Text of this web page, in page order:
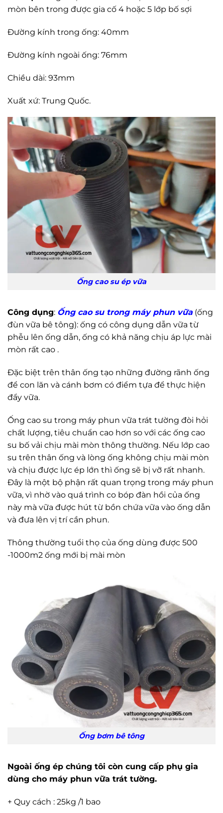
mòn bên trong được gia cố 4 hoặc 5 lớp bố sợi
Đường kính trong ống: 40mm
Đường kính ngoài ống: 76mm
Chiều dài: 93mm
Xuất xứ: Trung Quốc.
Ống cao su ép vữa
Công dụng: Ống cao su trong máy phun vữa (ống
đùn vữa bê tông): ống có công dụng dẫn vữa từ
phễu lên ống dẫn, ống có khả năng chịu áp lực mài
mòn rất cao .
Đặc biệt trên thân ống tạo những đường rãnh ống
để con lăn và cánh bơm có điểm tựa để thực hiện
đẩy vữa.
Ống cao su trong máy phun vữa trát tường đòi hỏi
chất lượng, tiêu chuẩn cao hơn so với các ống cao
su bố vải chịu mài mòn thông thường. Nếu lớp cao
su trên thân ống và lòng ống không chịu mài mòn
và chịu được lực ép lớn thì ống sẽ bị vỡ rất nhanh.
Đây là một bộ phận rất quan trọng trong máy phun
vữa, vì nhờ vào quá trình co bóp đàn hồi của ống
này mà vữa được hút từ bồn chứa vữa vào ống dẫn
và đưa lên vị trí cần phun.
Thông thường tuổi thọ của ống dùng được 500
-1000m2 ống mới bị mài mòn
Ống bơm bê tông
Ngoài ống ép chúng tôi còn cung cấp phụ gia
dùng cho máy phun vữa trát tường.
+ Quy cách : 25kg /1 bao